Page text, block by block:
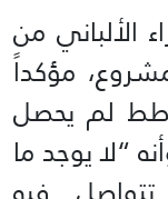
الألباني من
مؤكداً
لم يحصل
“لا يوجد ما